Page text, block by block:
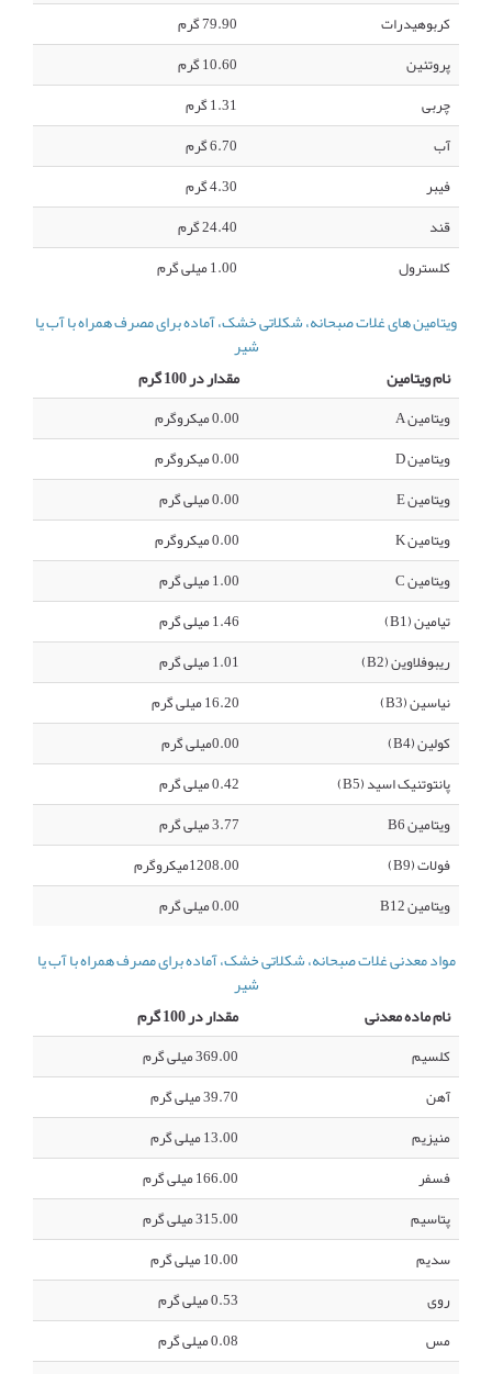
کربوهیدرات
79.90 گرم
پروتئین
10.60 گرم
چربی
1.31 گرم
آب
6.70 گرم
فیبر
4.30 گرم
قند
24.40 گرم
کلسترول
1.00 میلی گرم
ویتامین های غلات صبحانه، شکلاتی خشک، آماده برای مصرف همراه با آب یا
شیر
نام ویتامین
مقدار در 100 گرم
ویتامین A
0.00 میکروگرم
ویتامین D
0.00 میکروگرم
ویتامین E
0.00 میلی گرم
ویتامین K
0.00 میکروگرم
ویتامین C
1.00 میلی گرم
تیامین (B1)
1.46 میلی گرم
ریبوفلاوین (B2)
1.01 میلی گرم
نیاسین (B3)
16.20 میلی گرم
کولین (B4)
0.00میلی گرم
پانتوتنیک اسید (B5)
0.42 میلی گرم
ویتامین B6
3.77 میلی گرم
فولات (B9)
1208.00میکروگرم
ویتامین B12
0.00 میلی گرم
مواد معدنی غلات صبحانه، شکلاتی خشک، آماده برای مصرف همراه با آب یا
شیر
نام ماده معدنی
مقدار در 100 گرم
کلسیم
369.00 میلی گرم
آهن
39.70 میلی گرم
منیزیم
13.00 میلی گرم
فسفر
166.00 میلی گرم
پتاسیم
315.00 میلی گرم
سدیم
10.00 میلی گرم
روی
0.53 میلی گرم
مس
0.08 میلی گرم